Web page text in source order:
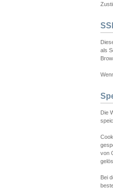
als
Die
von
Bei